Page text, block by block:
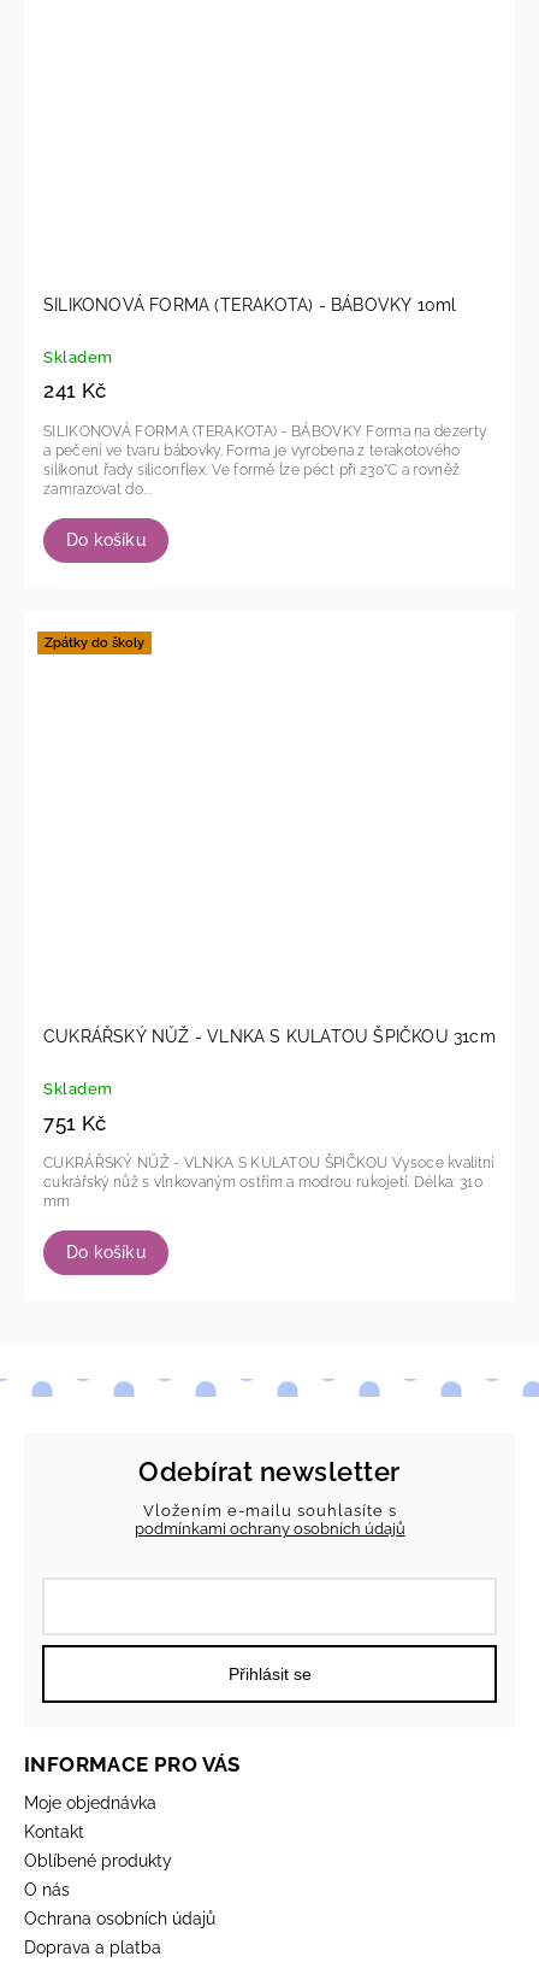
SILIKONOVÁ FORMA (TERAKOTA) - BÁBOVKY 10ml
Skladem
241 Kč
Do košíku
SILIKONOVÁ FORMA (TERAKOTA) - BÁBOVKY Forma na dezerty
a pečení ve tvaru bábovky. Forma je vyrobena z terakotového
silikonut řady siliconflex. Ve formě lze péct při 230°C a rovněž
zamrazovat do...
Zpátky do školy
CUKRÁŘSKÝ NŮŽ - VLNKA S KULATOU ŠPIČKOU 31cm
Skladem
751 Kč
Do košíku
CUKRÁŘSKÝ NŮŽ - VLNKA S KULATOU ŠPIČKOU Vysoce kvalitní
cukrářský nůž s vlnkovaným ostřím a modrou rukojetí. Délka: 310
Odebírat newsletter
Vložením e-mailu souhlasíte s
podmínkami ochrany osobních údajů
Přihlásit se
INFORMACE PRO VÁS
Moje objednávka
Kontakt
Oblíbené produkty
O nás
Ochrana osobních údajů
Doprava a platba